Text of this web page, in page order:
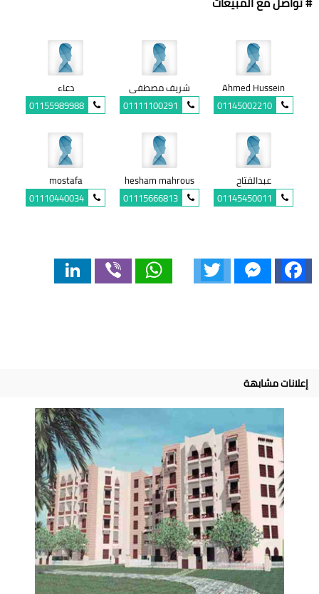
Ahmed Hussein
01145002210
شريف مصطفى
01111100291
دعاء
01155989988
عبدالفتاح
01145450011
hesham mahrous
01115666813
mostafa
01110440034
Facebook
Messenger
WhatsApp
إعلانات مشابهة